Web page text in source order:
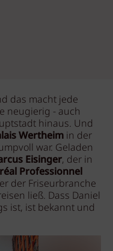
das macht jede
neugierig - auch
hinaus. Und
Wertheim in der
war. Geladen
Eisinger, der in
Professionnel
der Friseurbranche
ließ. Dass Daniel
ist, ist bekannt und